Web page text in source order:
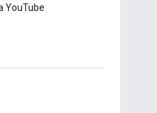
YouTube